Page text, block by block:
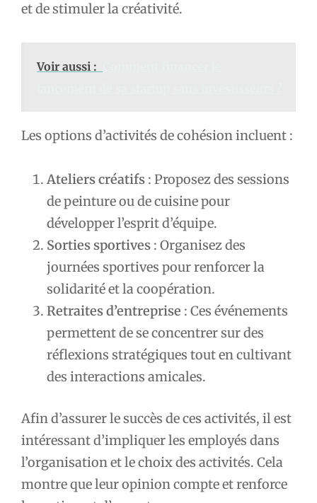
et de stimuler la créativité.
Voir aussi :
Les options d’activités de cohésion incluent :
Ateliers créatifs : Proposez des sessions
de peinture ou de cuisine pour
développer l’esprit d’équipe.
Sorties sportives : Organisez des
journées sportives pour renforcer la
solidarité et la coopération.
Retraites d’entreprise : Ces événements
permettent de se concentrer sur des
réflexions stratégiques tout en cultivant
des interactions amicales.
Afin d’assurer le succès de ces activités, il est
intéressant d’impliquer les employés dans
l’organisation et le choix des activités. Cela
montre que leur opinion compte et renforce